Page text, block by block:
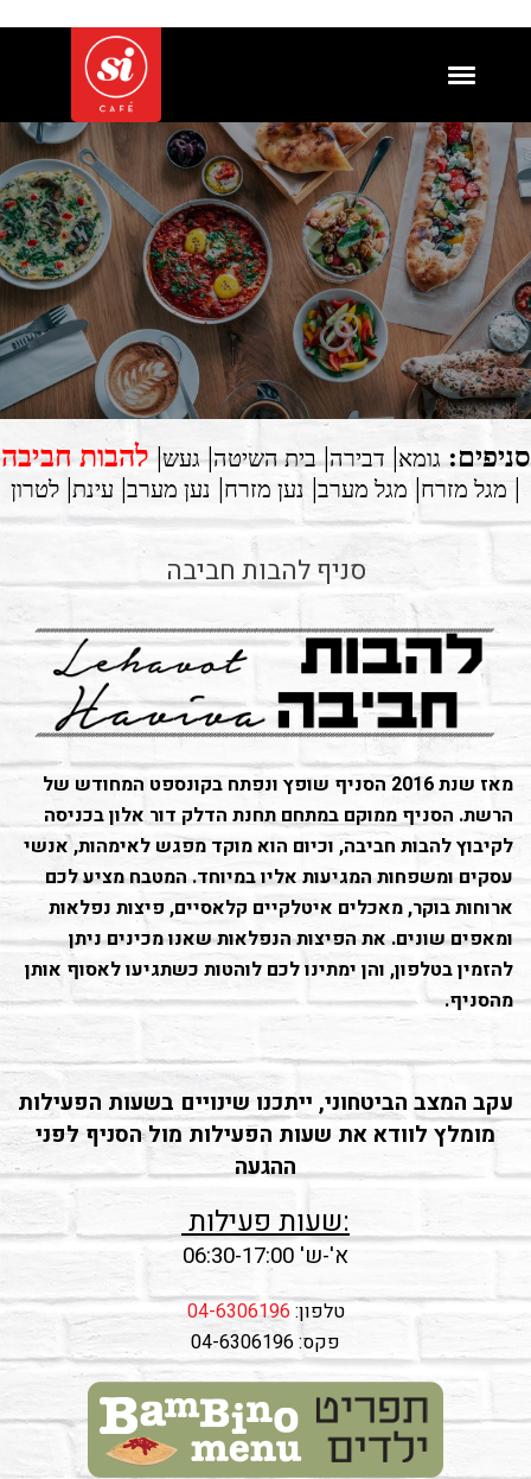
סניפים: גומא| דבירה|בית השיטה|געש|להבות חביבה
| מגל מזרח| מגל מערב| נען מזרח| נען מערב| עינת| לטרון
סניף להבות חביבה
מאז שנת 2016 הסניף שופץ ונפתח בקונספט המחודש של
הרשת. הסניף ממוקם במתחם תחנת הדלק דור אלון בכניסה
לקיבוץ להבות חביבה, וכיום הוא מוקד מפגש לאימהות, אנשי
עסקים ומשפחות המגיעות אליו במיוחד. המטבח מציע לכם
ארוחות בוקר, מאכלים איטלקיים קלאסיים, פיצות נפלאות
ומאפים שונים. את הפיצות הנפלאות שאנו מכינים ניתן
להזמין בטלפון, והן ימתינו לכם לוהטות כשתגיעו לאסוף אותן
מהסניף.
עקב המצב הביטחוני, ייתכנו שינויים בשעות הפעילות
מומלץ לוודא את שעות הפעילות מול הסניף לפני
ההגעה
:שעות פעילות
א'-ש' 06:30-17:00
טלפון:04-6306196
פקס: 04-6306196